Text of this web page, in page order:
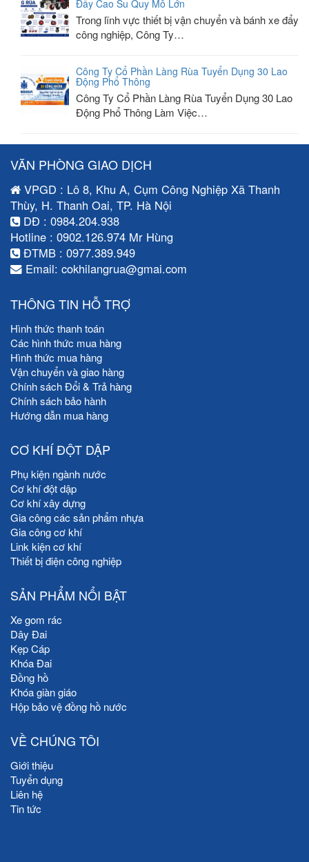
Đẩy Cao Su Quy Mô Lớn
Trong lĩnh vực thiết bị vận chuyển và bánh xe đẩy
công nghiệp, Công Ty…
Công Ty Cổ Phần Làng Rùa Tuyển Dụng 30 Lao
Động Phổ Thông
Công Ty Cổ Phần Làng Rùa Tuyển Dụng 30 Lao
Động Phổ Thông Làm Việc…
VĂN PHÒNG GIAO DỊCH
VPGD : Lô 8, Khu A, Cụm Công Nghiệp Xã Thanh
Thùy, H. Thanh Oai, TP. Hà Nội
DĐ : 0984.204.938
Hotline : 0902.126.974 Mr Hùng
ĐTMB : 0977.389.949
Email: cokhilangrua@gmai.com
THÔNG TIN HỖ TRỢ
Hình thức thanh toán
Các hình thức mua hàng
Hình thức mua hàng
Vận chuyển và giao hàng
Chính sách Đổi & Trả hàng
Chính sách bảo hành
Hướng dẫn mua hàng
CƠ KHÍ ĐỘT DẬP
Phụ kiện ngành nước
Cơ khí đột dập
Cơ khí xây dựng
Gia công các sản phẩm nhựa
Gia công cơ khí
Link kiện cơ khí
Thiết bị điện công nghiệp
SẢN PHẨM NỔI BẬT
Xe gom rác
Dây Đai
Kẹp Cáp
Khóa Đai
Đồng hồ
Khóa giàn giáo
Hộp bảo vệ đồng hồ nước
VỀ CHÚNG TÔI
Giới thiệu
Tuyển dụng
Liên hệ
Tin tức